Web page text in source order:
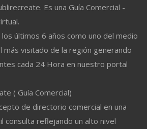
Es una Guía Comercial -
los últimos 6 años como uno del medio
más visitado de la región generando
cada 24 Hora en nuestro portal
( Guía Comercial)
de directorio comercial en una
consulta reflejando un alto nivel